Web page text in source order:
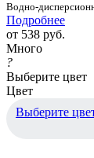
Водно-
Подробнее
от 538 руб.
Много
?
Выберите цвет
Цвет
Выберите